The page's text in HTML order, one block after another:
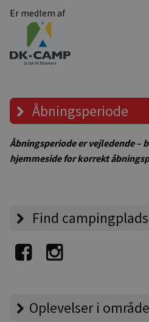
Er medlem af
Åbningsperiode
Åbningsperiode er vejledende –
hjemmeside for korrekt
Find
Oplevelser i